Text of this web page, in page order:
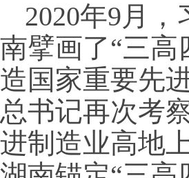
2020年9月
南擘画了“三
造国家重要先
总书记再次考
进制造业高地